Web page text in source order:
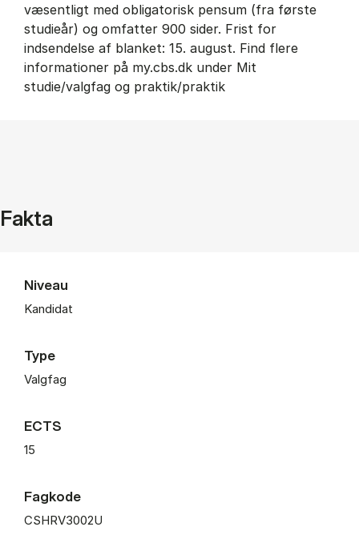
væsentligt med obligatorisk pensum (fra første
studieår) og omfatter 900 sider. Frist for
indsendelse af blanket: 15. august. Find flere
informationer på my.cbs.dk under Mit
studie/valgfag og praktik/praktik
Fakta
Niveau
Kandidat
Type
Valgfag
ECTS
15
Fagkode
CSHRV3002U